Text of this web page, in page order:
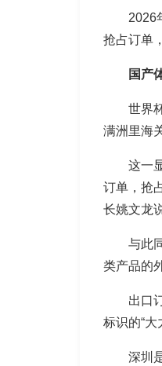
2026
抢占订单
国产
世界
满洲里海
这一
订单，抢
长姚文龙
与此
类产品的
出口
标识的“大
深圳